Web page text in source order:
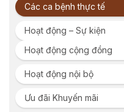
Các ca bệnh thực tế
Hoạt động – Sự kiện
Hoạt động cộng đồng
Hoạt động nội bộ
Ưu đãi Khuyến mãi